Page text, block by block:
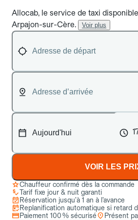
Allocab, le service de taxi
Arpajon-sur-Cère.
Voir plus
VOIR LES
Chauffeur confirmé dès la commande
Tarif fixe jour & nuit garanti
Réservation jusqu’à 1 an à l’avance
Replanification automatique si retard
Paiement 100 % sécurisé
Présent